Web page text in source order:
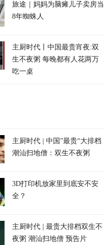
旅途｜妈妈为脑瘫儿子卖房当
8年蜘蛛人
主厨时代丨中国最贵宵夜:双
生不夜粥 每晚都有人花两万
吃一桌
主厨时代 | 中国”最贵“大排档
潮汕扫地僧：双生不夜粥
3D打印机放家里到底安不安
全？
主厨时代 | 最贵大排档双生不
夜粥 潮汕扫地僧 预告片